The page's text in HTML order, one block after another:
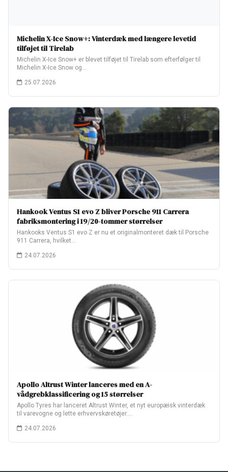
Michelin X-Ice Snow+: Vinterdæk med længere levetid
tilføjet til Tirelab
Michelin X-Ice Snow+ er blevet tilføjet til Tirelab som efterfølger til
Michelin X-Ice Snow og…
25.07.2026
Hankook Ventus S1 evo Z bliver Porsche 911 Carrera
fabriksmontering i 19/20-tommer størrelser
Hankooks Ventus S1 evo Z er nu et originalmonteret dæk til Porsche
911 Carrera, hvilket…
24.07.2026
Apollo Altrust Winter lanceres med en A-
vådgrebklassificering og 15 størrelser
Apollo Tyres har lanceret Altrust Winter, et nyt europæisk vinterdæk
til varevogne og lette erhvervskøretøjer.…
24.07.2026